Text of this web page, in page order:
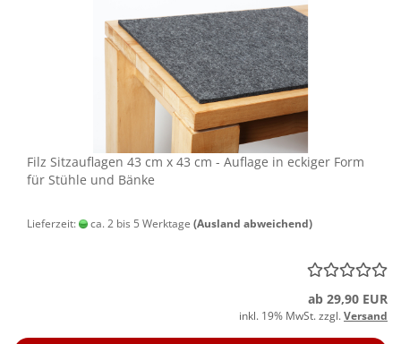
Filz Sitz­auf­la­gen 43 cm x 43 cm - Auf­la­ge in ecki­ger Form
für Stüh­le und Bänke
Lieferzeit: ca. 2 bis 5 Werktage (Ausland abweichend)
ab 29,90 EUR
inkl. 19% MwSt. zzgl.Versand